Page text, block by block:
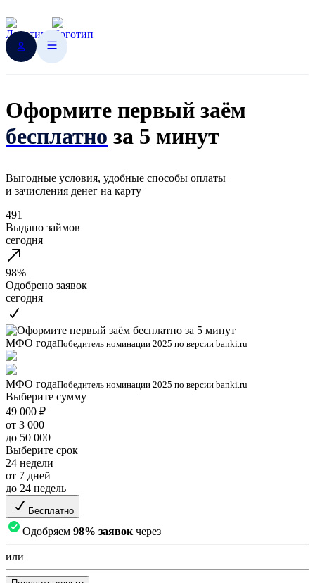
Оформите первый заём
бесплатно за 5 минут
Выгодные условия, удобные способы оплаты
и зачисления денег на карту
491
Выдано займов
сегодня
98%
Одобрено заявок
сегодня
МФО годаПобедитель номинации 2025 по версии banki.ru
МФО годаПобедитель номинации 2025 по версии banki.ru
Выберите сумму
49 000 ₽
от 3 000
до 50 000
Выберите срок
24 недели
от 7 дней
до 24 недель
Бесплатно
Одобряем 98% заявок через
или